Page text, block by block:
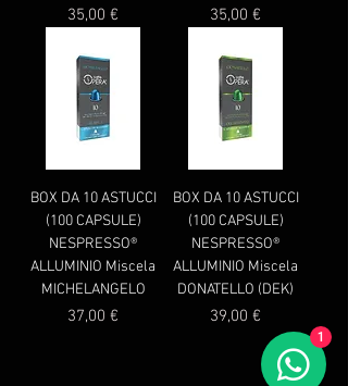
Prezzo
35,00 € Prezzo
35,00 €
BOX DA 10 ASTUCCI
(100 CAPSULE)
NESPRESSO®
ALLUMINIO Miscela
MICHELANGELO
Prezzo
37,00 €
BOX DA 10 ASTUCCI
(100 CAPSULE)
NESPRESSO®
ALLUMINIO Miscela
DONATELLO (DEK)
Prezzo
39,00 €
1